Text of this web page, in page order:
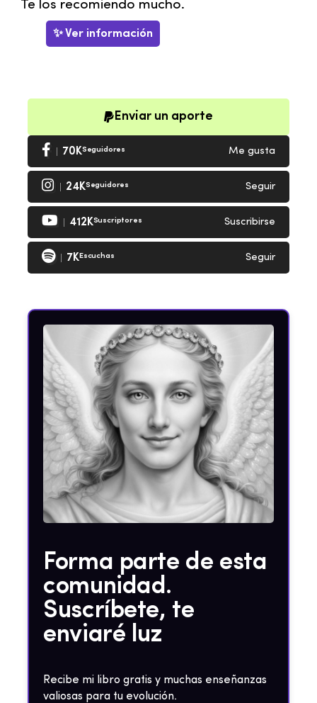
Te los recomiendo mucho.
✨ Ver información
Enviar un aporte
70KSeguidores Me gusta
24KSeguidores Seguir
412KSuscriptores Suscribirse
7KEscuchas Seguir
Forma parte de esta
comunidad.
Suscríbete, te
enviaré luz
Recibe mi libro gratis y muchas enseñanzas
valiosas para tu evolución.